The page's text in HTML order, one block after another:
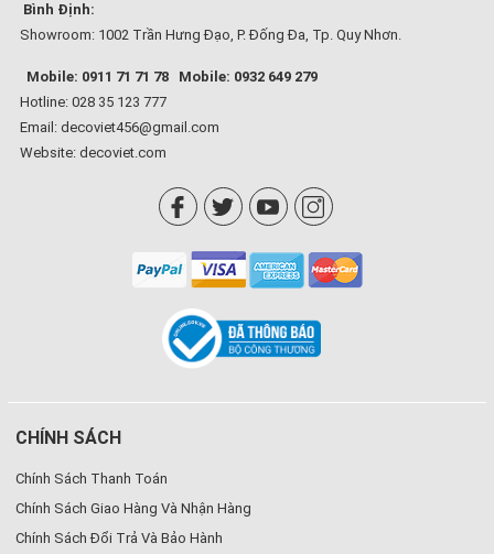
Bình Định:
Showroom: 1002 Trần Hưng Đạo, P. Đống Đa, Tp. Quy Nhơn.
Mobile: 0911 71 71 78
Mobile: 0932 649 279
Hotline: 028 35 123 777
Email: decoviet456@gmail.com
Website: decoviet.com
CHÍNH SÁCH
Chính Sách Thanh Toán
Chính Sách Giao Hàng Và Nhận Hàng
Chính Sách Đổi Trả Và Bảo Hành